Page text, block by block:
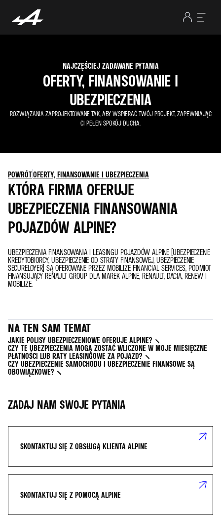
NAJCZĘŚCIEJ ZADAWANE PYTANIA
OFERTY, FINANSOWANIE I
UBEZPIECZENIA
ROZWIĄZANIA ZAPROJEKTOWANE TAK, ABY WSPIERAĆ TWÓJ PROJEKT, ZAPEWNIAJĄC
CI PEŁEN SPOKÓJ DUCHA.
POWRÓTOFERTY, FINANSOWANIE I UBEZPIECZENIA
KTÓRA FIRMA OFERUJE
UBEZPIECZENIA FINANSOWANIA
POJAZDÓW ALPINE?
UBEZPIECZENIA FINANSOWANIA I LEASINGU POJAZDÓW ALPINE (UBEZPIECZENIE
KREDYTOBIORCY, UBEZPIECZENIE OD STRATY FINANSOWEJ, UBEZPIECZENIE
SECURELOYER) SĄ OFEROWANE PRZEZ MOBILIZE FINANCIAL SERVICES, PODMIOT
FINANSUJĄCY RENAULT GROUP DLA MAREK ALPINE, RENAULT, DACIA, RENEW I
MOBILIZE.
NA TEN SAM TEMAT
JAKIE POLISY UBEZPIECZENIOWE OFERUJE ALPINE?
CZY TE UBEZPIECZENIA MOGĄ ZOSTAĆ WLICZONE W MOJE MIESIĘCZNE
PŁATNOŚCI LUB RATY LEASINGOWE ZA POJAZD?
CZY UBEZPIECZENIE SAMOCHODU I UBEZPIECZENIE FINANSOWE SĄ
OBOWIĄZKOWE?
ZADAJ NAM SWOJE PYTANIA
SKONTAKTUJ SIĘ Z OBSŁUGĄ KLIENTA ALPINE
SKONTAKTUJ SIĘ Z POMOCĄ ALPINE